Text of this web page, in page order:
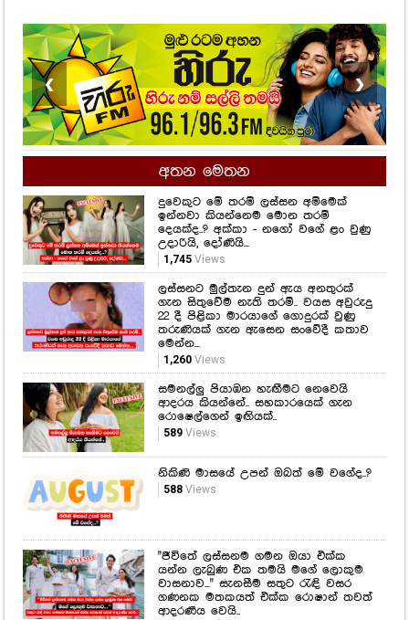
❮ ❯
අතන මෙතන
දුවෙකුට මේ තරම් ලස්සන අම්මෙක්
ඉන්නවා කියන්නෙම මොන තරම්
දෙයක්ද..? අක්කා - නගෝ වගේ ළං වුණු
උදාරියි, දෝණියි...
1,745Views
ලස්සනට මුල්තැන දුන් ඇය අනතුරක්
ගැන සිතුවේම නැති තරම්.. වයස අවුරුදු
22 දී පිළිකා මාරයාගේ ගොදුරක් වුණු
තරුණියක් ගැන ඇසෙන සංවේදී කතාව
මෙන්න...
1,260Views
සමනල්ලු පියාඹන හැඟීමට නෙවෙයි
ආදරය කියන්නේ.. සහකාරයෙක් ගැන
රොෂෙල්ගෙන් ඉඟියක්..
589Views
නිකිණි මාසයේ උපන් ඔබත් මේ වගේද..?
588Views
"ජීවිතේ ලස්සනම ගමන ඔයා එක්ක
යන්න ලැබුණ එක තමයි මගේ ලොකුම
වාසනාව..." සැනසීම සතුට රැඳි වසර
ගණනක මතකයත් එක්ක රොෂාන් තවත්
ආදරණීය වෙයි..